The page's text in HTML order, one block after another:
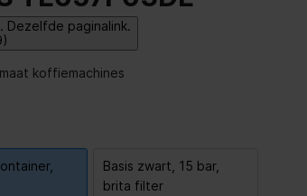
Dezelfde paginalink.
koffiemachines
Basis zwart, 15 bar,
brita filter